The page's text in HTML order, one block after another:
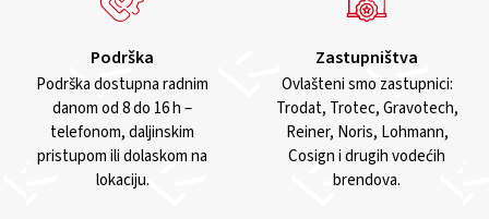
Podrška
Podrška dostupna radnim
danom od 8 do 16 h –
telefonom, daljinskim
pristupom ili dolaskom na
lokaciju.
Zastupništva
Ovlašteni smo zastupnici:
Trodat, Trotec, Gravotech,
Reiner, Noris, Lohmann,
Cosign i drugih vodećih
brendova.